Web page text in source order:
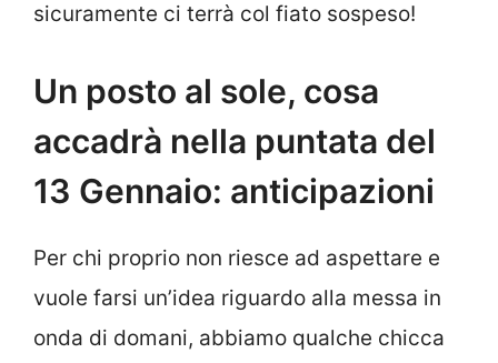
sicuramente ci terrà col fiato sospeso!
Un posto al sole, cosa
accadrà nella puntata del
13 Gennaio: anticipazioni
Per chi proprio non riesce ad aspettare e
vuole farsi un’idea riguardo alla messa in
onda di domani, abbiamo qualche chicca